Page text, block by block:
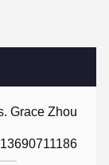
Grace Zhou